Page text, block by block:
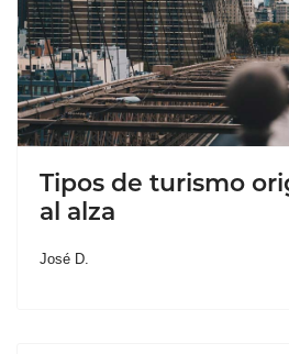
Tipos de turismo
al alza
José D.